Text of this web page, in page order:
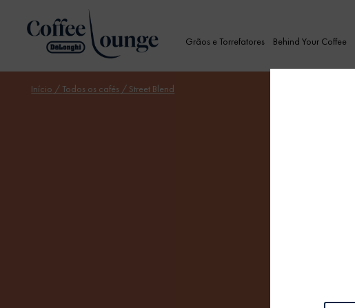
Grãos e Torrefatores Behind Your Coffee
Início / Todos os cafés / Street Blend